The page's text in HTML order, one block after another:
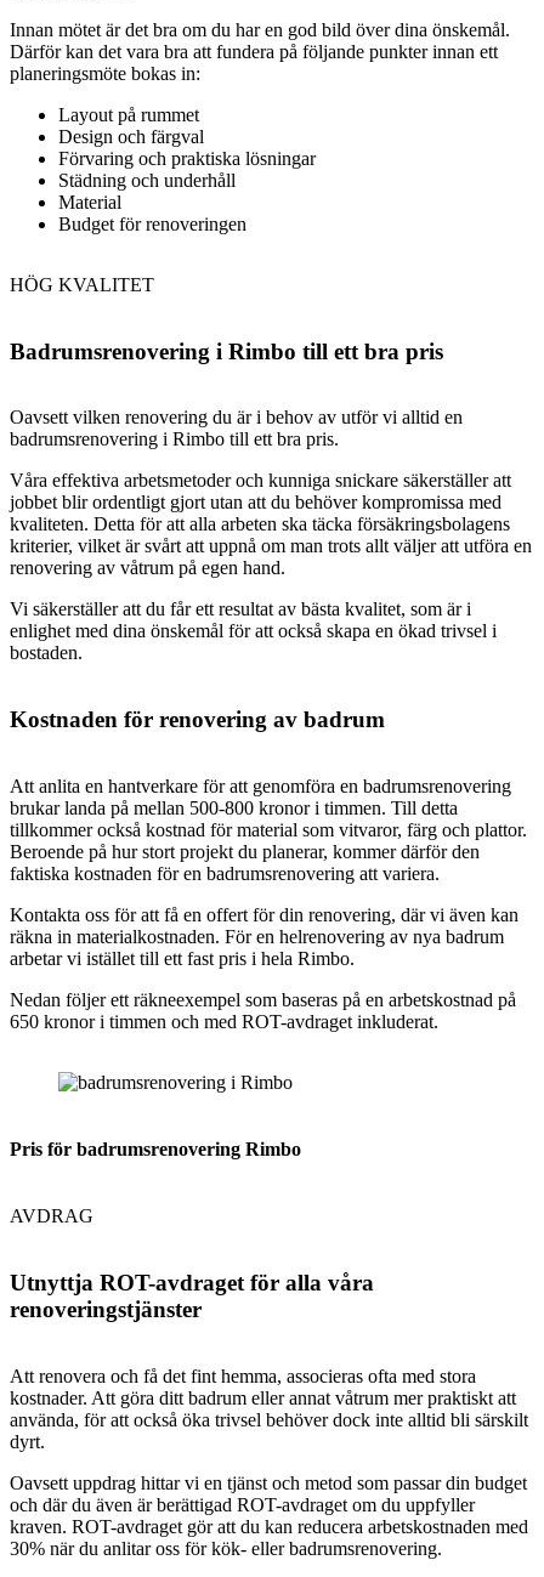
Innan mötet är det bra om du har en god bild över dina önskemål.
Därför kan det vara bra att fundera på följande punkter innan ett
planeringsmöte bokas in:
Layout på rummet
Design och färgval
Förvaring och praktiska lösningar
Städning och underhåll
Material
Budget för renoveringen
Badrumsrenovering i Rimbo till ett bra pris
Oavsett vilken renovering du är i behov av utför vi alltid en
badrumsrenovering i Rimbo till ett bra pris.
Våra effektiva arbetsmetoder och kunniga snickare säkerställer att
jobbet blir ordentligt gjort utan att du behöver kompromissa med
kvaliteten. Detta för att alla arbeten ska täcka försäkringsbolagens
kriterier, vilket är svårt att uppnå om man trots allt väljer att utföra en
renovering av våtrum på egen hand.
Vi säkerställer att du får ett resultat av bästa kvalitet, som är i
enlighet med dina önskemål för att också skapa en ökad trivsel i
bostaden.
HÖG KVALITET
Kostnaden för renovering av badrum
Att anlita en hantverkare för att genomföra en badrumsrenovering
brukar landa på mellan 500-800 kronor i timmen. Till detta
tillkommer också kostnad för material som vitvaror, färg och plattor.
Beroende på hur stort projekt du planerar, kommer därför den
faktiska kostnaden för en badrumsrenovering att variera.
Kontakta oss för att få en offert för din renovering, där vi även kan
räkna in materialkostnaden. För en helrenovering av nya badrum
arbetar vi istället till ett fast pris i hela Rimbo.
Nedan följer ett räkneexempel som baseras på en arbetskostnad på
650 kronor i timmen och med ROT-avdraget inkluderat.
Pris för badrumsrenovering Rimbo
Utnyttja ROT-avdraget för alla våra
renoveringstjänster
Att renovera och få det fint hemma, associeras ofta med stora
kostnader. Att göra ditt badrum eller annat våtrum mer praktiskt att
använda, för att också öka trivsel behöver dock inte alltid bli särskilt
dyrt.
Oavsett uppdrag hittar vi en tjänst och metod som passar din budget
och där du även är berättigad ROT-avdraget om du uppfyller
kraven. ROT-avdraget gör att du kan reducera arbetskostnaden med
30% när du anlitar oss för kök- eller badrumsrenovering.
AVDRAG